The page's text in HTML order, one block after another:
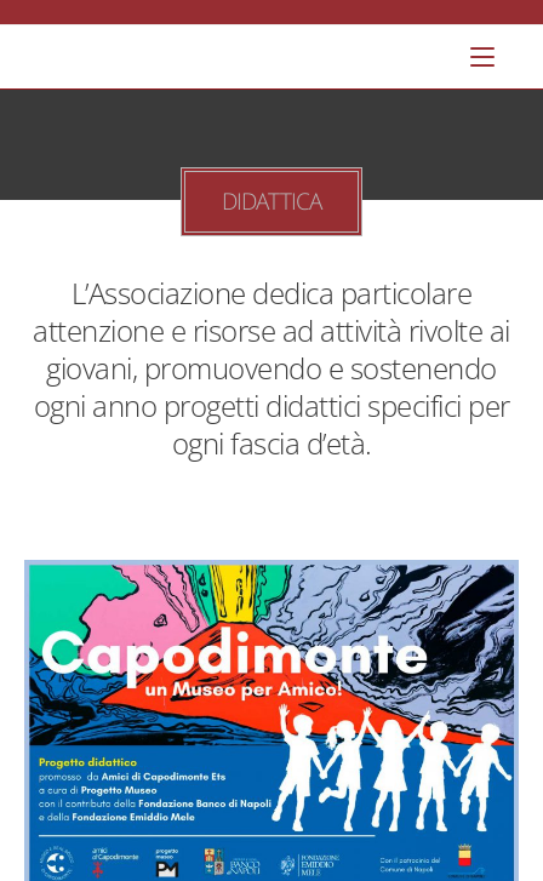
DIDATTICA
L’Associazione dedica particolare
attenzione e risorse ad attività rivolte ai
giovani, promuovendo e sostenendo
ogni anno progetti didattici specifici per
ogni fascia d’età.